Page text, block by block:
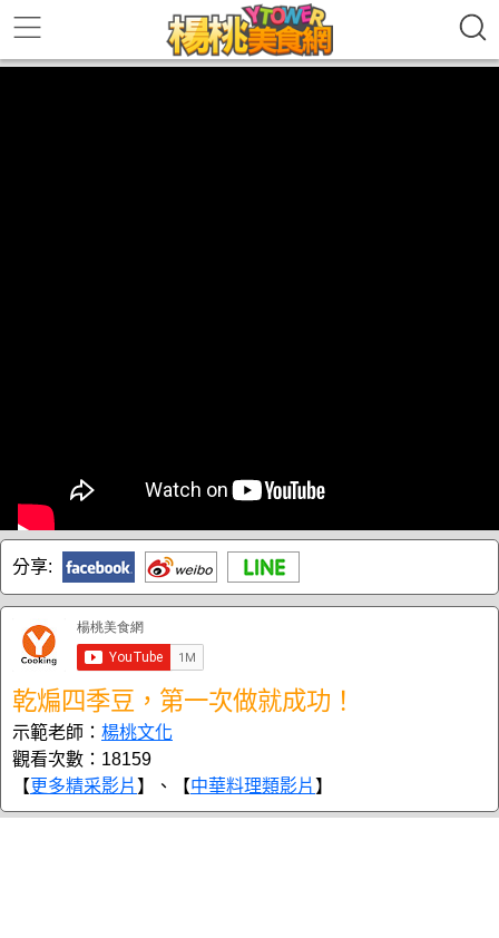
分享:
乾煸四季豆，第一次做就成功！
示範老師： 楊桃文化
觀看次數：18159
【更多精采影片 】、【中華料理類影片 】